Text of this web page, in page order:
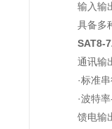
输入输
具备多
SAT8-
通讯输
·标准
·波特
馈电输